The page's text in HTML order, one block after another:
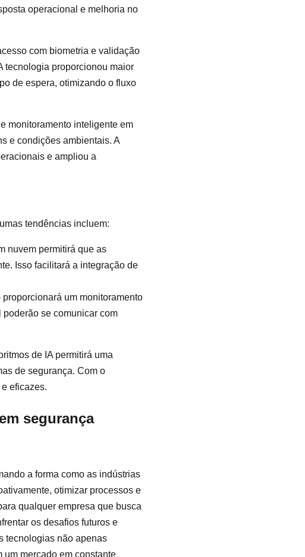
operacional e melhoria no
com biometria e validação
tecnologia proporcionou maior
de espera, otimizando o fluxo
monitoramento inteligente em
e condições ambientais. A
e ampliou a
tendências incluem:
nuvem permitirá que as
Isso facilitará a integração de
um monitoramento
se comunicar com
de IA permitirá uma
de segurança. Com o
eficazes.
segurança
a forma como as indústrias
otimizar processos e
qualquer empresa que busca
os desafios futuros e
tecnologias não apenas
um mercado em constante